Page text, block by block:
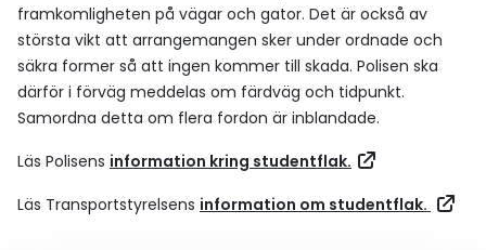
framkomligheten på vägar och gator. Det är också av
största vikt att arrangemangen sker under ordnade och
säkra former så att ingen kommer till skada. Polisen ska
därför i förväg meddelas om färdväg och tidpunkt.
Samordna detta om flera fordon är inblandade.
Läs Polisens information kring studentflak.
Läs Transportstyrelsens information om studentflak.